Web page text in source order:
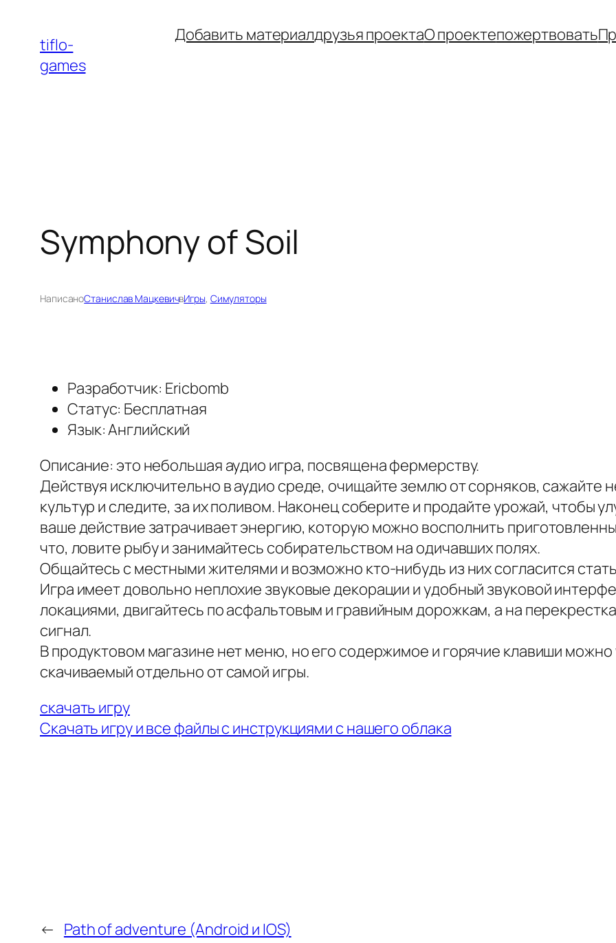
содержимому
tiflo-
games
Добавить материалдрузья проектаО проектепожертвовать
Symphony of Soil
НаписаноСтанислав МацкевичвИгры, Симуляторы
Разработчик: Ericbomb
Статус: Бесплатная
Язык: Английский
Описание: это небольшая аудио игра, посвящена фермерству.
Действуя исключительно в аудио среде, очищайте землю от сорняков, сажайте
культур и следите, за их поливом. Наконец соберите и продайте урожай, чтобы
ваше действие затрачивает энергию, которую можно восполнить
что, ловите рыбу и занимайтесь собирательством на одичавших полях.
Общайтесь с местными жителями и возможно кто-нибудь из них согласится
Игра имеет довольно неплохие звуковые декорации и удобный звуковой
локациями, двигайтесь по асфальтовым и гравийным дорожкам, а на
сигнал.
В продуктовом магазине нет меню, но его содержимое и горячие клавиши
скачиваемый отдельно от самой игры.
скачать игру
Скачать игру и все файлы с инструкциями с нашего облака
← Path of adventure (Android и IOS)